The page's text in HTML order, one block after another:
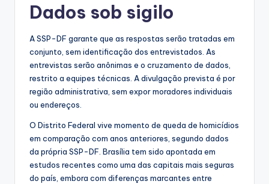
Dados sob sigilo
A SSP-DF garante que as respostas serão tratadas em
conjunto, sem identificação dos entrevistados. As
entrevistas serão anônimas e o cruzamento de dados,
restrito a equipes técnicas. A divulgação prevista é por
região administrativa, sem expor moradores individuais
ou endereços.
O Distrito Federal vive momento de queda de homicídios
em comparação com anos anteriores, segundo dados
da própria SSP-DF. Brasília tem sido apontada em
estudos recentes como uma das capitais mais seguras
do país, embora com diferenças marcantes entre